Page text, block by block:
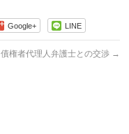
Google+ LINE
債権者代理人弁護士との交渉 →